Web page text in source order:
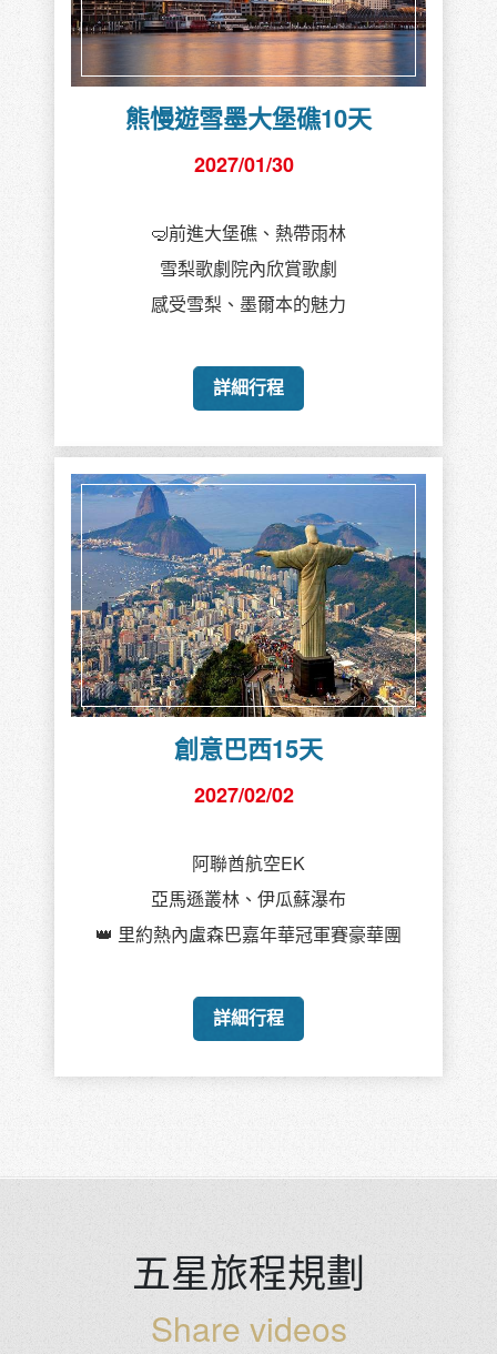
熊慢遊雪墨大堡礁10天
2027/01/30
🤿前進大堡礁、熱帶雨林
雪梨歌劇院內欣賞歌劇
感受雪梨、墨爾本的魅力
詳細行程
創意巴西15天
2027/02/02
阿聯酋航空EK
亞馬遜叢林、伊瓜蘇瀑布
👑 里約熱內盧森巴嘉年華冠軍賽豪華團
詳細行程
五星旅程規劃
Share videos